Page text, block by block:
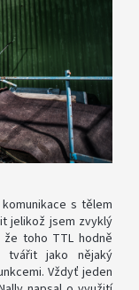
s tělem
jelikož jsem zvyklý
že toho TTL hodně
tvářit jako nějaký
Vždyť jeden